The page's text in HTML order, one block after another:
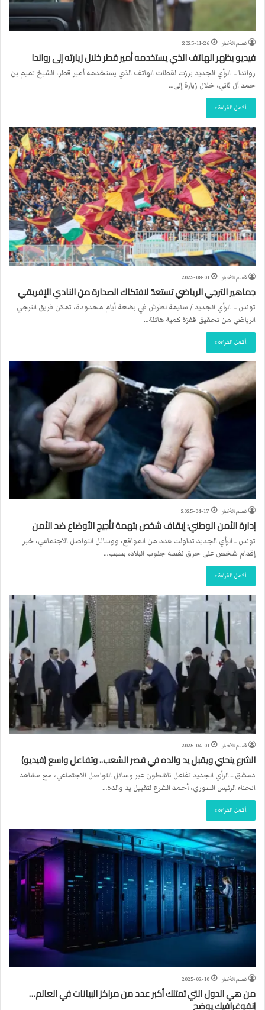
قسم الأخبار 2025-11-26
فيديو يظهر الهاتف الذي يستخدمه أمير قطر خلال زيارته إلى رواندا
رواندا ــ الرأي الجديد برزت لقطات الهاتف الذي يستخدمه أمير قطر، الشيخ تميم بن
حمد آل ثاني، خلال زيارة إلى…
أكمل القراءة »
قسم الأخبار 2025-08-01
جماهير الترجي الرياضي تستعدّ لافتكاك الصدارة من النادي الإفريقي
تونس ــ الرأي الجديد / سليمة لطرش في بضعة أيام محدودة، تمكن فريق الترجي
الرياضي من تحقيق قفزة كمية هائلة…
أكمل القراءة »
قسم الأخبار 2025-04-17
إدارة الأمن الوطني: إيقاف شخص بتهمة تأجيج الأوضاع ضد الأمن
تونس ــ الرأي الجديد تداولت عدد من المواقع، ووسائل التواصل الاجتماعي، خبر
إقدام شخص على حرق نفسه جنوب البلاد، بسبب…
أكمل القراءة »
قسم الأخبار 2025-04-01
الشرع ينحني ويقبل يد والده في قصر الشعب.. وتفاعل واسع (فيديو)
دمشق ــ الرأي الجديد تفاعل ناشطون عبر وسائل التواصل الاجتماعي، مع مشاهد
انحناء الرئيس السوري، أحمد الشرع لتقبيل يد والده…
أكمل القراءة »
قسم الأخبار 2025-02-10
من هي الدول التي تمتلك أكبر عدد من مراكز البيانات في العالم…
إنفوغرافيك يوضح